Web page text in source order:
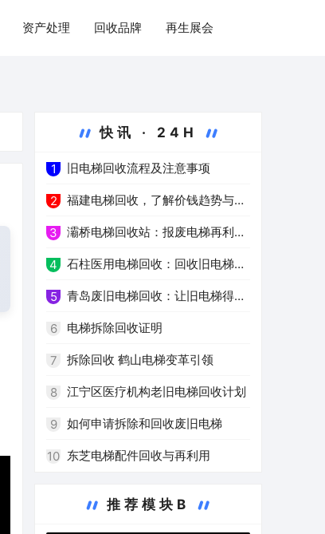
资产处理 回收品牌 再生展会
快讯 · 24H
1 旧电梯回收流程及注意事项
2 福建电梯回收，了解价钱趋势与注
意事项
3 灞桥电梯回收站：报废电梯再利用
的环保之路
4 石柱医用电梯回收：回收旧电梯，
推进绿色医疗
5 青岛废旧电梯回收：让旧电梯得到
高效再利用
6 电梯拆除回收证明
7 拆除回收 鹤山电梯变革引领
8 江宁区医疗机构老旧电梯回收计划
9 如何申请拆除和回收废旧电梯
10 东芝电梯配件回收与再利用
推荐模块B